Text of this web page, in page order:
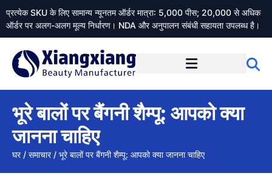
प्रत्येक SKU के लिए सामान्य न्यूनतम ऑर्डर मात्रा: 5,000 पीस; 20,000 से अधिक
ऑर्डर पर अलग-अलग मूल्य निर्धारण। NDA और अनुपालन संबंधी सहायता उपलब्ध है।
भूरे बालों पर बैंगनी शैम्पू: आपको क्या
जानना चाहिए
घर/ समाचार/ भूरे बालों पर बैंगनी शैम्पू: आपको क्या जानना चाहिए